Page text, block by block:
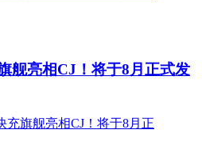
舰亮相CJ！将于8月正式发